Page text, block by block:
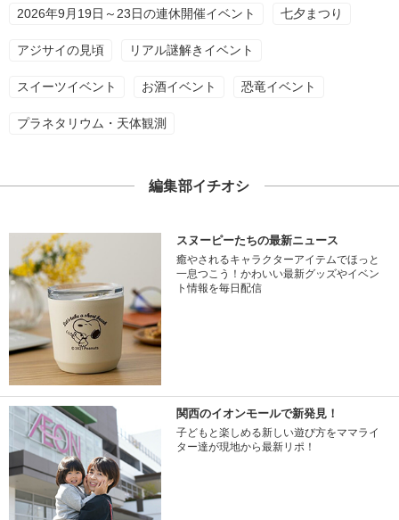
2026年9月19日～23日の連休開催イベント 七夕まつり
アジサイの見頃 リアル謎解きイベント
スイーツイベント お酒イベント 恐竜イベント
プラネタリウム・天体観測
編集部イチオシ
スヌーピーたちの最新ニュース
癒やされるキャラクターアイテムでほっと
一息つこう！かわいい最新グッズやイベン
ト情報を毎日配信
関西のイオンモールで新発見！
子どもと楽しめる新しい遊び方をママライ
ター達が現地から最新リポ！